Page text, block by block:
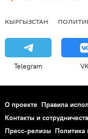
КЫРГЫЗСТАН
Telegram
О проекте Правила
Контакты и
Пресс-релизы Политика